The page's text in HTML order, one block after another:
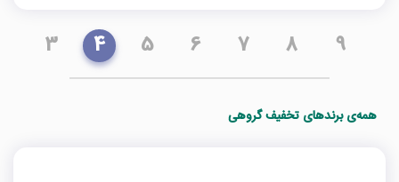
3 4 5 6 7 8 9
همه‌ی برندهای تخفیف گروهی